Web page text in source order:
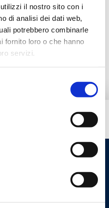
il nostro sito con i
di analisi dei dati web,
potrebbero combinarle
fornito loro o che hanno
servizi.